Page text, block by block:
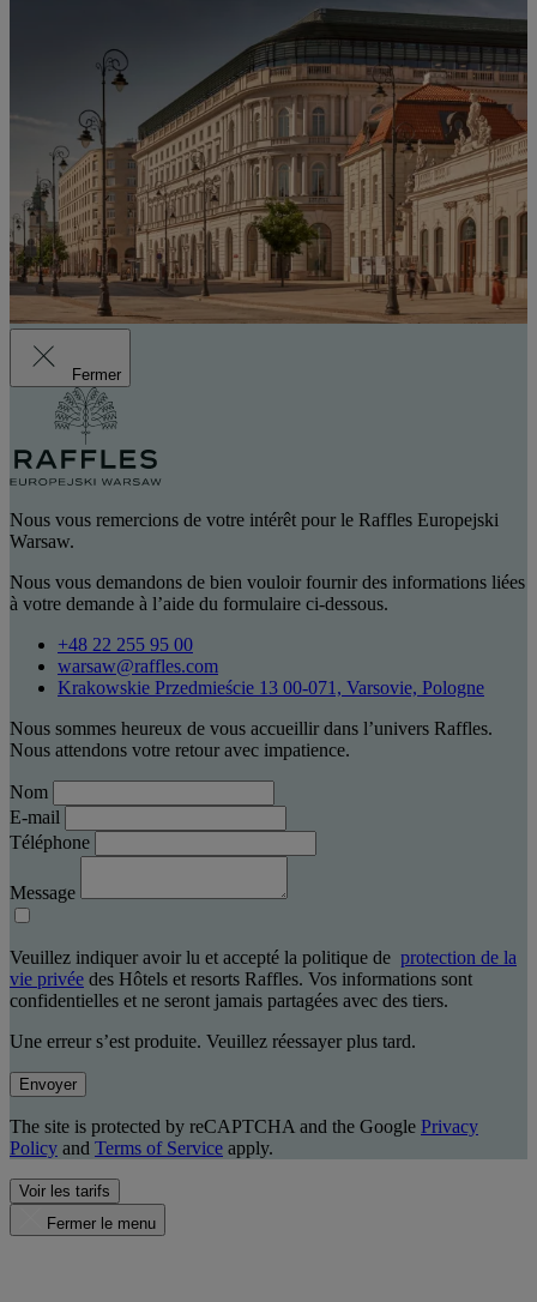
Fermer
Nous vous remercions de votre intérêt pour le Raffles Europejski
Warsaw.
Nous vous demandons de bien vouloir fournir des informations liées
à votre demande à l’aide du formulaire ci-dessous.
+48 22 255 95 00
warsaw@raffles.com
Krakowskie Przedmieście 13 00-071, Varsovie, Pologne
Nous sommes heureux de vous accueillir dans l’univers Raffles.
Nous attendons votre retour avec impatience.
Nom
E-mail
Téléphone
Message
Veuillez indiquer avoir lu et accepté la politique de protection de la
vie privée des Hôtels et resorts Raffles. Vos informations sont
confidentielles et ne seront jamais partagées avec des tiers.
Une erreur s’est produite. Veuillez réessayer plus tard.
Envoyer
The site is protected by reCAPTCHA and the Google Privacy
Policy and Terms of Service apply.
Voir les tarifs
Fermer le menu